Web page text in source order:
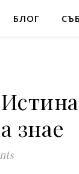
БЛОГ
знае